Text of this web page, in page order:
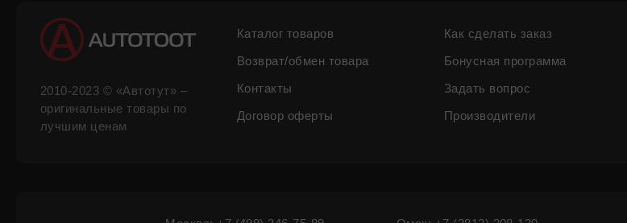
2010-2023 © «Автотут» –
оригинальные товары по
лучшим ценам
Каталог товаров Как сделать заказ
Возврат/обмен товара
Бонусная программа
Контакты
Задать вопрос
Договор оферты
Производители